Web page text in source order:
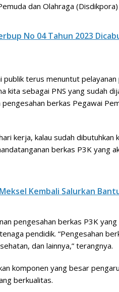
dan Olahraga
No 04 Tahun 2023
publik terus menuntut pelayanan
kita sebagai PNS yang sudah
berkas Pegawai
kerja, kalau sudah
berkas P3K yang
Kembali Salurkan
pengesahan berkas P3K
pendidik. “Pengesahan
dan lainnya,” terangnya.
komponen yang besar
berkualitas.